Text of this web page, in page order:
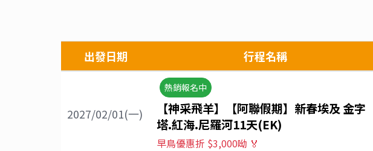
出發日期 行程名稱
2027/02/01(一)
熱銷報名中
【神采飛羊】【阿聯假期】新春埃及 金字
塔.紅海.尼羅河11天(EK)
早鳥優惠折 $3,000呦 🏅